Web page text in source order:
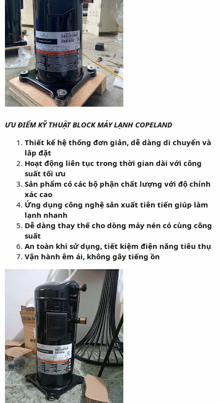
ƯU ĐIỂM KỸ THUẬT BLOCK MÁY LẠNH COPELAND
Thiết kế hệ thống đơn giản, dễ dàng di chuyển và
lắp đặt
Hoạt động liên tục trong thời gian dài với công
suất tối ưu
Sản phẩm có các bộ phận chất lượng với độ chính
xác cao
Ứng dụng công nghệ sản xuất tiên tiến giúp làm
lạnh nhanh
Dễ dàng thay thế cho dòng máy nén có cùng công
suất
An toàn khi sử dụng, tiết kiệm điện năng tiêu thụ
Vận hành êm ái, không gây tiếng ồn